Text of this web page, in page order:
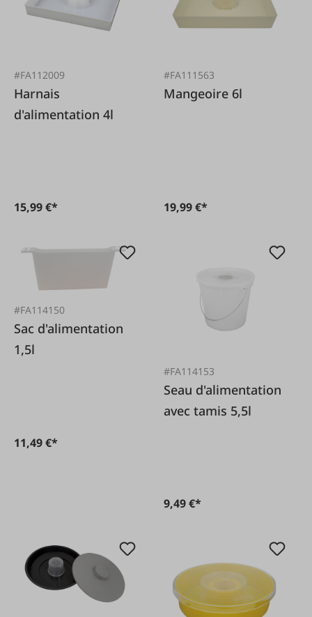
#FA112009
Harnais
d'alimentation 4l
15,99 €*
#FA111563
Mangeoire 6l
19,99 €*
#FA114150
Sac d'alimentation
1,5l
11,49 €*
#FA114153
Seau d'alimentation
avec tamis 5,5l
9,49 €*